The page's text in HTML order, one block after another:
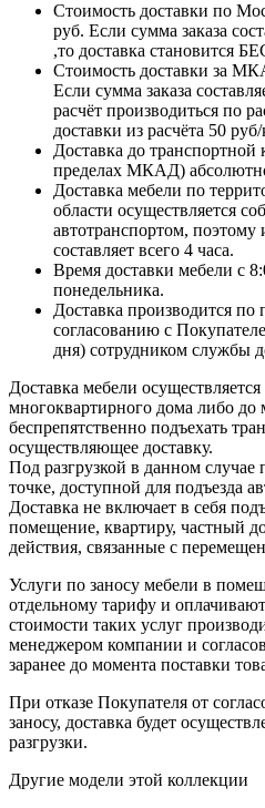
Стоимость доставки по
руб. Если сумма заказа
,то доставка становится
Стоимость доставки за
Если сумма заказа
расчёт производиться по
доставки из расчёта 50
Доставка до
пределах МКАД)
Доставка мебели по
области осуществляется
автотранспортом, поэтому
составляет всего 4 часа.
Время доставки мебели с
понедельника.
Доставка производится по
согласованию с
дня) сотрудником службы
Доставка мебели осуществляется
многоквартирного дома либо до
беспрепятственно подъехать
осуществляющее доставку.
Под разгрузкой в данном случае
точке, доступной для подъезда
Доставка не включает в себя
помещение, квартиру, частный
действия, связанные с
Услуги по заносу мебели в
отдельному тарифу и
стоимости таких услуг
менеджером компании и
заранее до момента поставки
При отказе Покупателя от
заносу, доставка будет
разгрузки.
Другие модели этой коллекции